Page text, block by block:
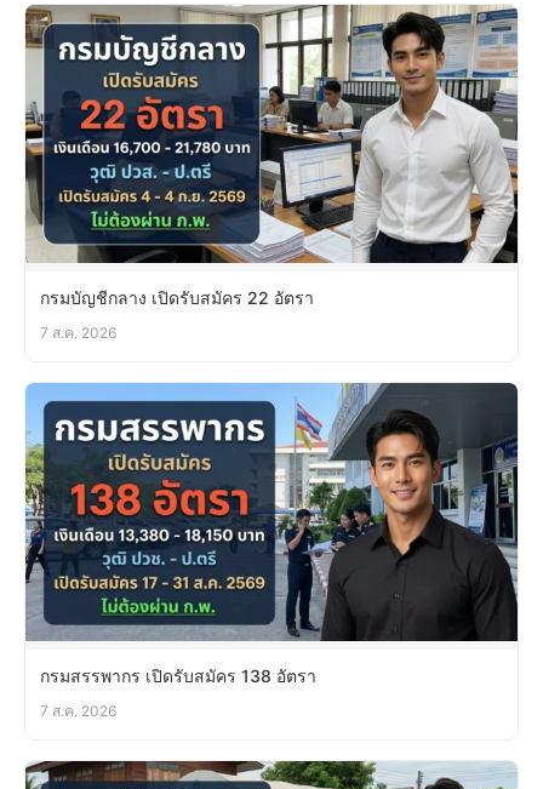
กรมบัญชีกลาง เปิดรับสมัคร 22 อัตรา
7 ส.ค. 2026
กรมสรรพากร เปิดรับสมัคร 138 อัตรา
7 ส.ค. 2026